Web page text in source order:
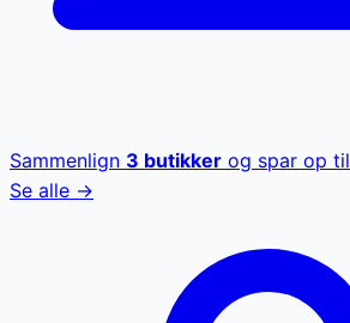
Sammenlign 3 butikker og spar op til
Se alle →